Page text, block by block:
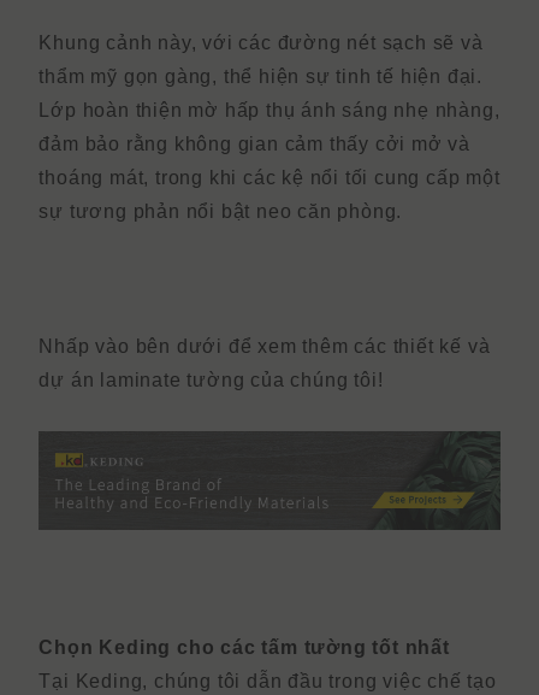
Khung cảnh này, với các đường nét sạch sẽ và
thẩm mỹ gọn gàng, thể hiện sự tinh tế hiện đại.
Lớp hoàn thiện mờ hấp thụ ánh sáng nhẹ nhàng,
đảm bảo rằng không gian cảm thấy cởi mở và
thoáng mát, trong khi các kệ nổi tối cung cấp một
sự tương phản nổi bật neo căn phòng.
Nhấp vào bên dưới để xem thêm các thiết kế và
dự án
laminate tường của chúng tôi!
Chọn Keding cho các tấm tường tốt nhất
Tại Keding, chúng tôi dẫn đầu trong việc chế tạo